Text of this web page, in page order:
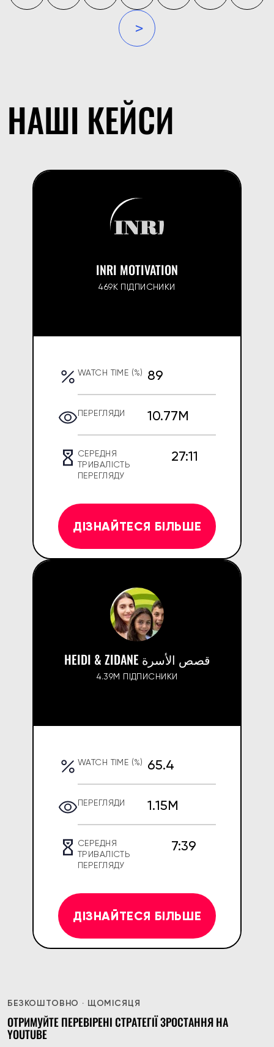
НАШІ КЕЙСИ
INRI MOTIVATION
469K ПІДПИСНИКИ
WATCH TIME (%) 89
ПЕРЕГЛЯДИ 10.77M
СЕРЕДНЯ
ТРИВАЛІСТЬ
ПЕРЕГЛЯДУ
27:11
ДІЗНАЙТЕСЯ БІЛЬШЕ
HEIDI & ZIDANE قصص الأسرة
4.39M ПІДПИСНИКИ
WATCH TIME (%) 65.4
ПЕРЕГЛЯДИ 1.15M
СЕРЕДНЯ
ТРИВАЛІСТЬ
ПЕРЕГЛЯДУ
7:39
ДІЗНАЙТЕСЯ БІЛЬШЕ
БЕЗКОШТОВНО · ЩОМІСЯЦЯ
ОТРИМУЙТЕ ПЕРЕВІРЕНІ СТРАТЕГІЇ ЗРОСТАННЯ НА
YOUTUBE